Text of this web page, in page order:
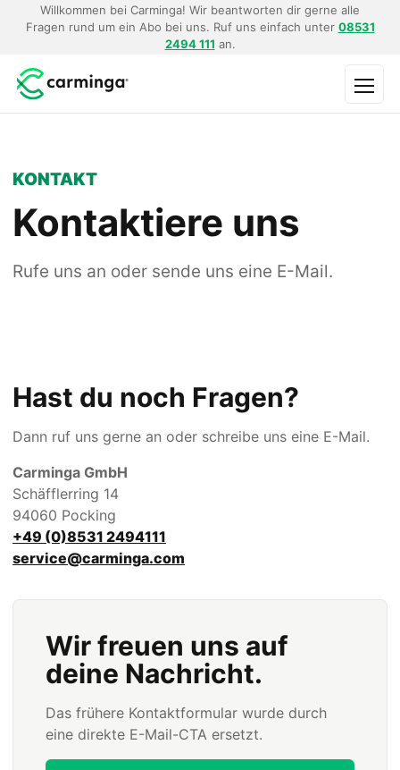
Willkommen bei Carminga! Wir beantworten dir gerne alle
Fragen rund um ein Abo bei uns. Ruf uns einfach unter 08531
2494 111 an.
KONTAKT
Kontaktiere uns
Rufe uns an oder sende uns eine E-Mail.
Hast du noch Fragen?
Dann ruf uns gerne an oder schreibe uns eine E-Mail.
Carminga GmbH
Schäfflerring 14
94060 Pocking
+49 (0)8531 2494111
service@carminga.com
Wir freuen uns auf
deine Nachricht.
Das frühere Kontaktformular wurde durch
eine direkte E-Mail-CTA ersetzt.